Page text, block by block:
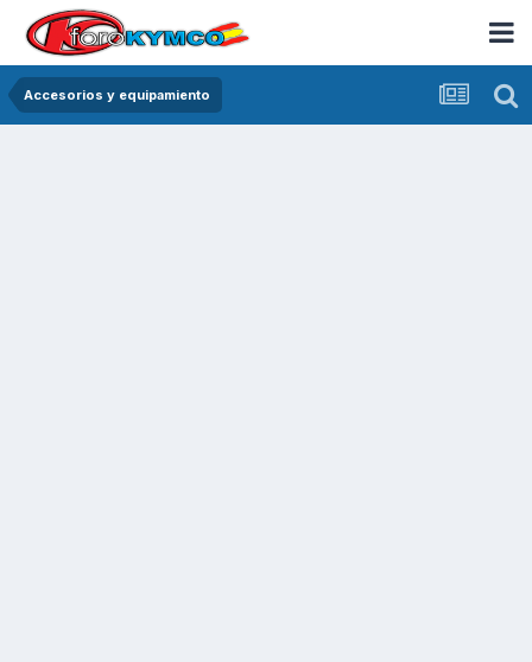
Accesorios y equipamiento